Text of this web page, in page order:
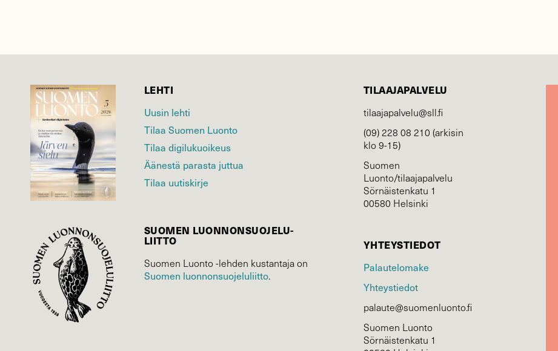
LEHTI
Uusin lehti
Tilaa Suomen Luonto
Tilaa digilukuoikeus
Äänestä parasta juttua
Tilaa uutiskirje
SUOMEN LUONNON­SUOJELU­
LIITTO
Suomen Luonto -lehden kustantaja on
Suomen luonnonsuojelu­liitto.
TILAAJAPALVELU
tilaajapalvelu@sll.fi
(09) 228 08 210 (arkisin
klo 9-15)
Suomen
Luonto/tilaajapalvelu
Sörnäistenkatu 1
00580 Helsinki
YHTEYSTIEDOT
Palautelomake
Yhteystiedot
palaute@suomenluonto.fi
Suomen Luonto
Sörnäistenkatu 1